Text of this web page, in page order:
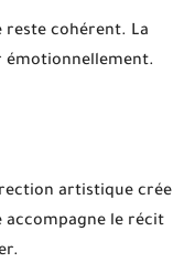
reste cohérent. La
émotionnellement.
artistique crée
accompagne le récit